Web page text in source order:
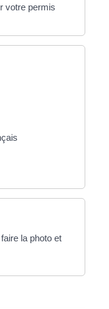
votre permis
la photo et